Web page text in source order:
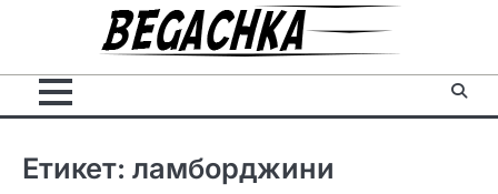
Етикет: ламборджини